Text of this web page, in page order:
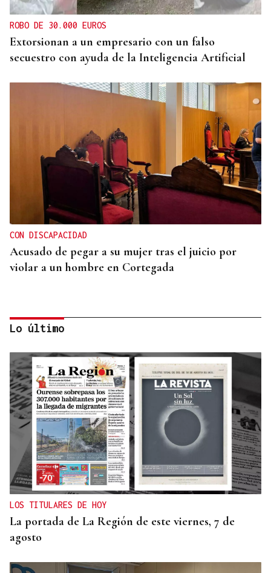
ROBO DE 30.000 EUROS
Extorsionan a un empresario con un falso
secuestro con ayuda de la Inteligencia Artificial
CON DISCAPACIDAD
Acusado de pegar a su mujer tras el juicio por
violar a un hombre en Cortegada
30.000 EUROS
La OU-402 estrena en Cortegada senda peatonal
Lo último
LOS TITULARES DE HOY
La portada de La Región de este viernes, 7 de
agosto